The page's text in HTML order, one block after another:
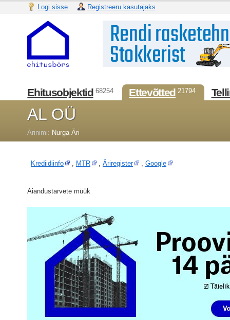
Logi sisse Registreeru kasutajaks
Ehitusobjektid 68254 Ettevõtted 21794
AL OÜ
Ärinimi: Nurga Äri
Krediidiinfo , MTR , Äriregister , Google
Aiandustarvete müük